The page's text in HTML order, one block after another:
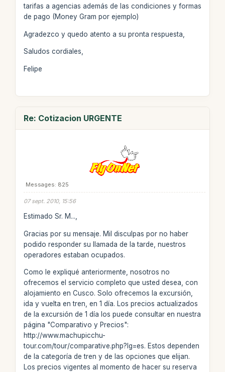
tarifas a agencias además de las condiciones y formas
de pago (Money Gram por ejemplo)
Agradezco y quedo atento a su pronta respuesta,
Saludos cordiales,
Felipe
Re: Cotizacion URGENTE
Messages: 825
07 sept. 2010, 15:56
Estimado Sr. M...,
Gracias por su mensaje. Mil disculpas por no haber
podido responder su llamada de la tarde, nuestros
operadores estaban ocupados.
Como le expliqué anteriormente, nosotros no
ofrecemos el servicio completo que usted desea, con
alojamiento en Cusco. Solo ofrecemos la excursión,
ida y vuelta en tren, en 1 día. Los precios actualizados
de la excursión de 1 día los puede consultar en nuestra
página "Comparativo y Precios":
http://www.machupicchu-
tour.com/tour/comparative.php?lg=es. Estos dependen
de la categoría de tren y de las opciones que elijan.
Los precios vigentes al momento de hacer su reserva